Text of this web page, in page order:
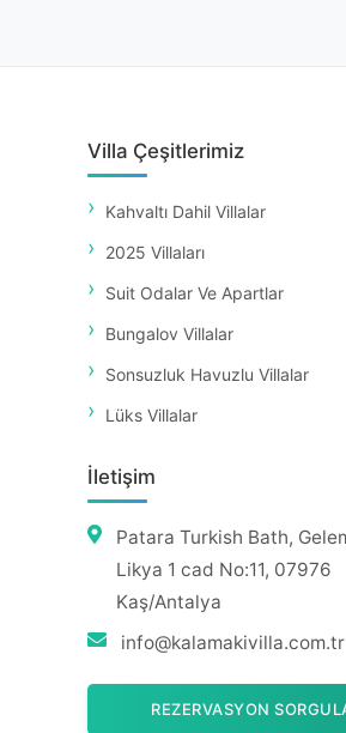
Villa Çeşitlerimiz
Kahvaltı Dahil Villalar
2025 Villaları
Suit Odalar Ve Apartlar
Bungalov Villalar
Sonsuzluk Havuzlu Villalar
Lüks Villalar
İletişim
Patara Turkish Bath,
Likya 1 cad No:11, 07976
Kaş/Antalya
info@kalamakivilla.com.tr
REZERVASYON